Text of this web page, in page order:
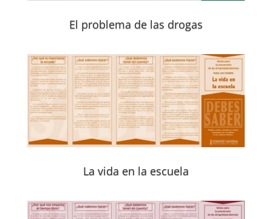
El problema de las drogas
La vida en la escuela